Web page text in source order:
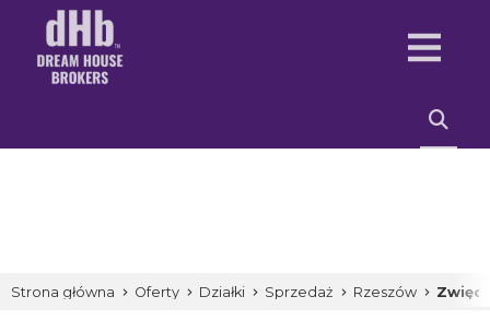
Strona główna Oferty Działki Sprzedaż Rzeszów